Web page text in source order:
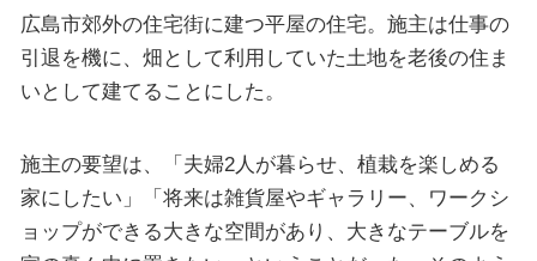
広島市郊外の住宅街に建つ平屋の住宅。施主は仕事の
引退を機に、畑として利用していた土地を老後の住ま
いとして建てることにした。
施主の要望は、「夫婦2人が暮らせ、植栽を楽しめる
家にしたい」「将来は雑貨屋やギャラリー、ワークシ
ョップができる大きな空間があり、大きなテーブルを